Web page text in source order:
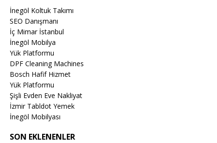
İnegöl Koltuk Takımı
SEO Danışmanı
İç Mimar İstanbul
İnegöl Mobilya
Yük Platformu
DPF Cleaning Machines
Bosch Hafif Hizmet
Yük Platformu
Şişli Evden Eve Nakliyat
İzmir Tabldot Yemek
İnegöl Mobilyası
SON EKLENENLER